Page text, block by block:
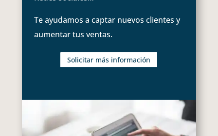
Te ayudamos a captar nuevos clientes y
aumentar tus ventas.
Solicitar más información